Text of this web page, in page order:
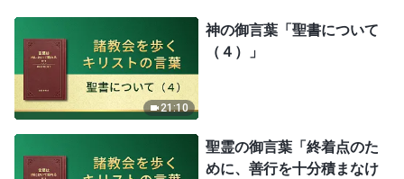
21:10
神の御言葉「聖書について
（４）」
聖霊の御言葉「終着点のた
めに、善行を十分積まなけ